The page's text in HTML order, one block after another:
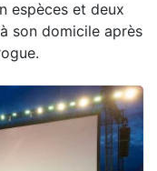
espèces et deux
son domicile après